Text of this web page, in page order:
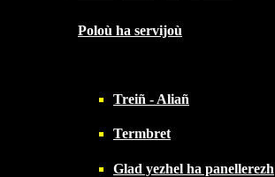
Poloù ha servijoù
Treiñ - Aliañ
Termbret
Glad yezhel ha panellerezh